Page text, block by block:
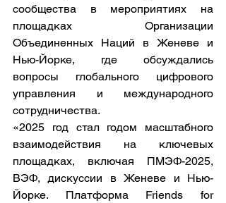
сообщества в мероприятиях на
площадках Организации
Объединенных Наций в Женеве и
Нью-Йорке, где обсуждались
вопросы глобального цифрового
управления и международного
сотрудничества.
«2025 год стал годом масштабного
взаимодействия на ключевых
площадках, включая ПМЭФ-2025,
ВЭФ, дискуссии в Женеве и Нью-
Йорке. Платформа Friends for